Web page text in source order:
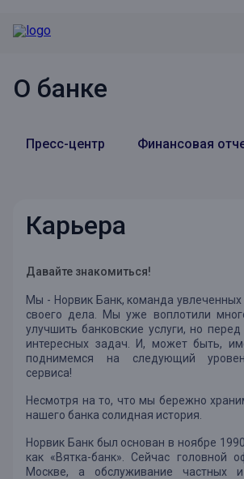
О банке
Пресс-центр Финансовая
Карьера
Давайте знакомиться!
Мы - Норвик Банк, команда
своего дела. Мы уже воплотили
улучшить банковские услуги, но
интересных задач. И, может быть,
поднимемся на следующий
сервиса!
Несмотря на то, что мы бережно
нашего банка солидная история.
Норвик Банк был основан в ноябре
как «Вятка-банк». Сейчас головной
Москве, а обслуживание частных и